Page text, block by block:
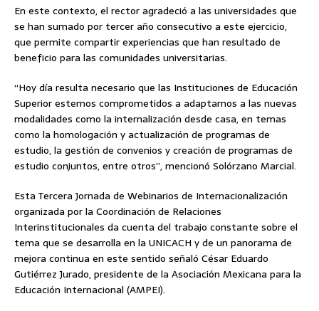
En este contexto, el rector agradeció a las universidades que
se han sumado por tercer año consecutivo a este ejercicio,
que permite compartir experiencias que han resultado de
beneficio para las comunidades universitarias.
“Hoy día resulta necesario que las Instituciones de Educación
Superior estemos comprometidos a adaptarnos a las nuevas
modalidades como la internalización desde casa, en temas
como la homologación y actualización de programas de
estudio, la gestión de convenios y creación de programas de
estudio conjuntos, entre otros”, mencionó Solórzano Marcial.
Esta Tercera Jornada de Webinarios de Internacionalización
organizada por la Coordinación de Relaciones
Interinstitucionales da cuenta del trabajo constante sobre el
tema que se desarrolla en la UNICACH y de un panorama de
mejora continua en este sentido señaló César Eduardo
Gutiérrez Jurado, presidente de la Asociación Mexicana para la
Educación Internacional (AMPEI).